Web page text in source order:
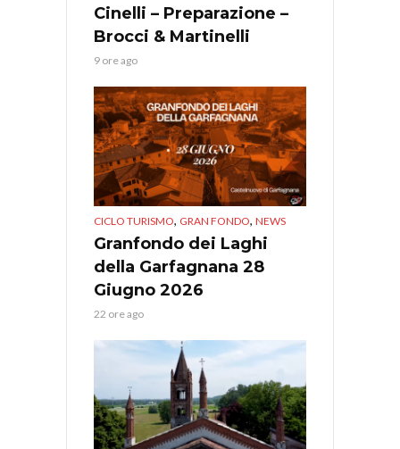
Cinelli – Preparazione –
Brocci & Martinelli
9 ore ago
CICLO TURISMO, GRAN FONDO, NEWS
Granfondo dei Laghi
della Garfagnana 28
Giugno 2026
22 ore ago